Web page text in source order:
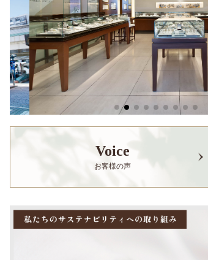
Voice
お客様の声